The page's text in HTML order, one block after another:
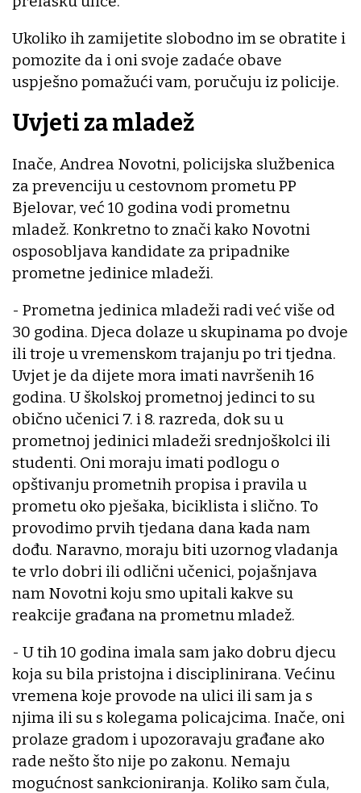
Ukoliko ih zamijetite slobodno im se obratite i
pomozite da i oni svoje zadaće obave
uspješno pomažući vam, poručuju iz policije.
Uvjeti za mladež
Inače, Andrea Novotni, policijska službenica
za prevenciju u cestovnom prometu PP
Bjelovar, već 10 godina vodi prometnu
mladež. Konkretno to znači kako Novotni
osposobljava kandidate za pripadnike
prometne jedinice mladeži.
- Prometna jedinica mladeži radi već više od
30 godina. Djeca dolaze u skupinama po dvoje
ili troje u vremenskom trajanju po tri tjedna.
Uvjet je da dijete mora imati navršenih 16
godina. U školskoj prometnoj jedinci to su
obično učenici 7. i 8. razreda, dok su u
prometnoj jedinici mladeži srednjoškolci ili
studenti. Oni moraju imati podlogu o
opštivanju prometnih propisa i pravila u
prometu oko pješaka, biciklista i slično. To
provodimo prvih tjedana dana kada nam
dođu. Naravno, moraju biti uzornog vladanja
te vrlo dobri ili odlični učenici, pojašnjava
nam Novotni koju smo upitali kakve su
reakcije građana na prometnu mladež.
- U tih 10 godina imala sam jako dobru djecu
koja su bila pristojna i disciplinirana. Većinu
vremena koje provode na ulici ili sam ja s
njima ili su s kolegama policajcima. Inače, oni
prolaze gradom i upozoravaju građane ako
rade nešto što nije po zakonu. Nemaju
mogućnost sankcioniranja. Koliko sam čula,